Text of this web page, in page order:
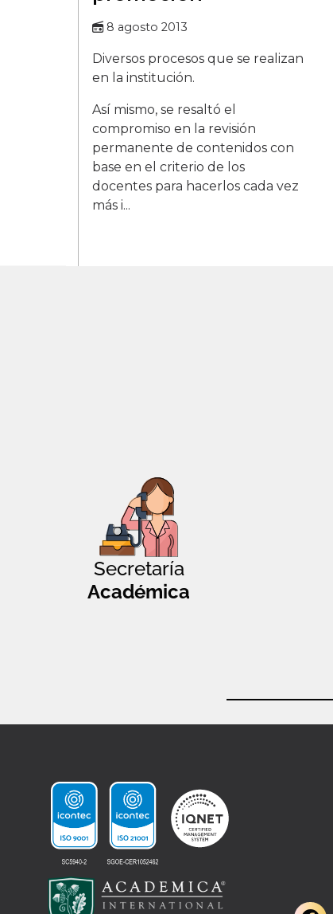
8 agosto 2013
Diversos procesos que se realizan
en la institución.
Así mismo, se resaltó el
compromiso en la revisión
permanente de contenidos con
base en el criterio de los
docentes para hacerlos cada vez
más i...
Secretaría
Académica